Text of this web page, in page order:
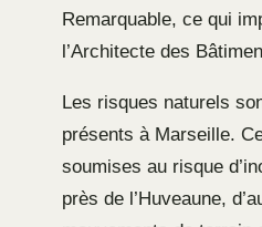
Remarquable, ce qui
l’Architecte des
Les risques naturels
présents à Marseille.
soumises au risque
près de l’Huveaune,